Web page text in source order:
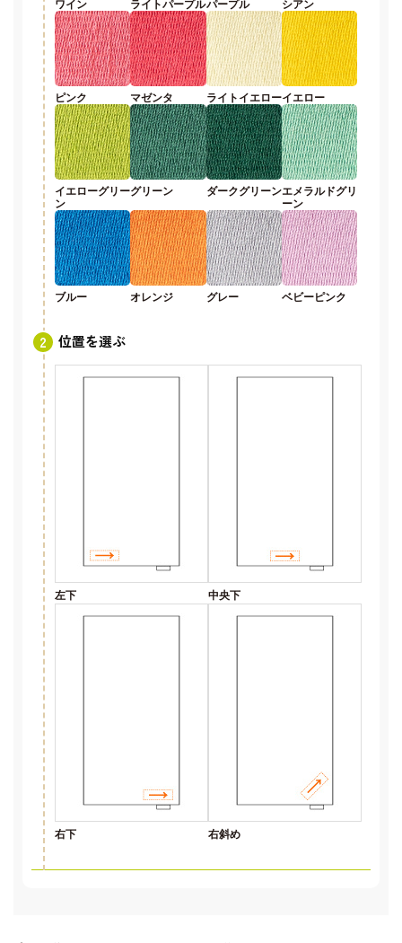
ワイン ライトパープルパープル シアン
ピンク マゼンタ ライトイエローイエロー
イエローグリー
ン
グリーン ダークグリーンエメラルドグリ
ーン
ブルー オレンジ グレー ベビーピンク
位置を選ぶ
左下 中央下
右下 右斜め